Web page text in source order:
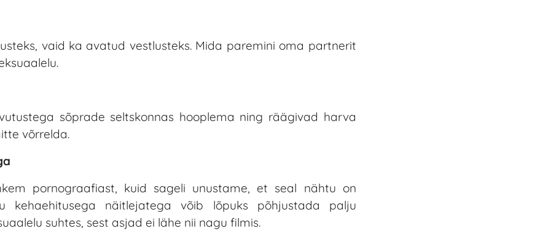
vaid ka avatud vestlusteks. Mida paremini oma partnerit
sõprade seltskonnas hooplema ning räägivad harva
võrrelda.
pornograafiast, kuid sageli unustame, et seal nähtu on
kehaehitusega näitlejatega võib lõpuks põhjustada palju
suhtes, sest asjad ei lähe nii nagu filmis.